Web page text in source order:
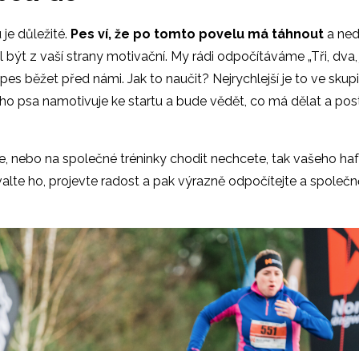
důležité. Pes ví, že po tomto povelu má táhnout a
z vaší strany motivační. My rádi odpočítáváme „Tři, dva,
běžet před námi. Jak to naučit? Nejrychlejší je to ve
psa namotivuje ke startu a bude vědět, co má dělat a
nebo na společné tréninky chodit nechcete, tak vašeho
ho, projevte radost a pak výrazně odpočítejte a